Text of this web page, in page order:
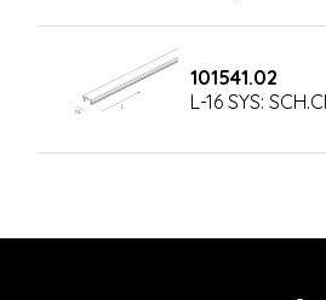
101541.02
L-16 SYS: